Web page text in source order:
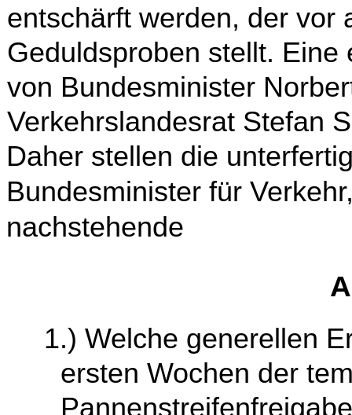
entschärft werden, der vor
Geduldsproben stellt.
von Bundesminister
Verkehrslandesrat Stefan
Daher stellen die
Bundesminister für
nachstehende
1.) Welche generellen
ersten Wochen der